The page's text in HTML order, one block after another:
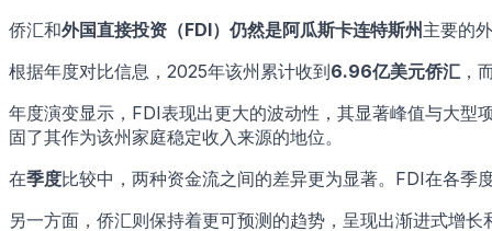
侨汇和外国直接投资（FDI） 仍然是阿瓜斯卡连特斯州主要的
根据年度对比信息，2025年该州累计收到6.96亿美元侨汇 ，
年度演变显示，FDI表现出更大的波动性，其显著峰值与大型
固了其作为该州家庭稳定收入来源的地位。
在季度比较中，两种资金流之间的差异更为显著。FDI在各季
另一方面，侨汇则保持着更可预测的趋势，呈现出渐进式增